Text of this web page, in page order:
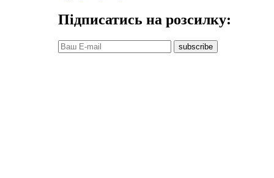
Підписатись на розсилку:
subscribe